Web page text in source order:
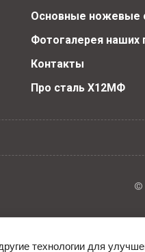
Основные ножевые
Фотогалерея наших
Контакты
Про сталь Х12МФ
©
технологии для